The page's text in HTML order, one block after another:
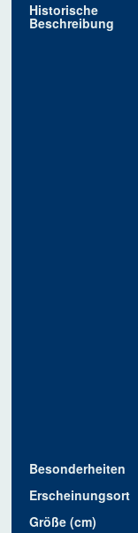
Historische
Beschreibung
Besonderheiten
Erscheinungsort
Größe (cm)